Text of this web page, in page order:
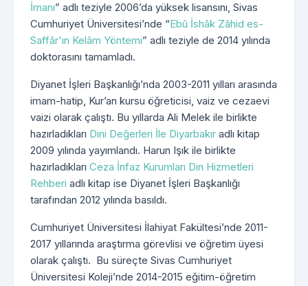
İmanı” adlı teziyle 2006’da yüksek lisansını, Sivas
Cumhuriyet Üniversitesi’nde “Ebû İshâk Zâhid es-
Saffâr'ın Kelâm Yöntemi” adlı teziyle de 2014 yılında
doktorasını tamamladı.
Diyanet İşleri Başkanlığı’nda 2003-2011 yılları arasında
imam-hatip, Kur’an kursu öğreticisi, vaiz ve cezaevi
vaizi olarak çalıştı. Bu yıllarda Ali Melek ile birlikte
hazırladıkları Dini Değerleri İle Diyarbakır adlı kitap
2009 yılında yayımlandı. Harun Işık ile birlikte
hazırladıkları Ceza İnfaz Kurumları Din Hizmetleri
Rehberi adlı kitap ise Diyanet İşleri Başkanlığı
tarafından 2012 yılında basıldı.
Cumhuriyet Üniversitesi İlahiyat Fakültesi’nde 2011-
2017 yıllarında araştırma görevlisi ve öğretim üyesi
olarak çalıştı. Bu süreçte Sivas Cumhuriyet
Üniversitesi Koleji’nde 2014-2015 eğitim-öğretim